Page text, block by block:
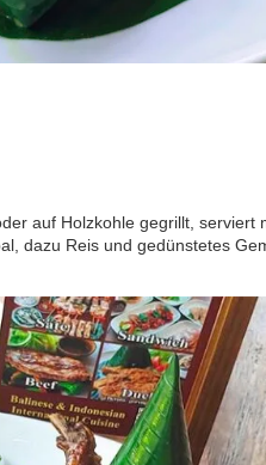
auf Holzkohle gegrillt, serviert
dazu Reis und gedünstetes